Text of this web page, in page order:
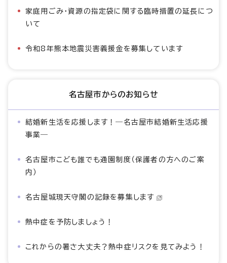
家庭用ごみ・資源の指定袋に関する臨時措置の延長につ
いて
令和8年熊本地震災害義援金を募集しています
名古屋市からのお知らせ
結婚新生活を応援します！―名古屋市結婚新生活応援
事業―
名古屋市こども誰でも通園制度（保護者の方へのご案
内）
名古屋城現天守閣の記録を募集します
熱中症を予防しましょう！
これからの暑さ大丈夫？熱中症リスクを見てみよう！